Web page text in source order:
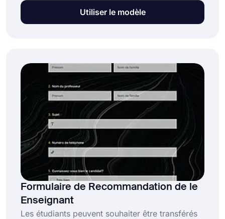
de vérification des références d'emploi de
forms.app est fait pour cela. Commencez avec
Utiliser le modèle
Formulaire de Recommandation de le
Enseignant
Les étudiants peuvent souhaiter être transférés